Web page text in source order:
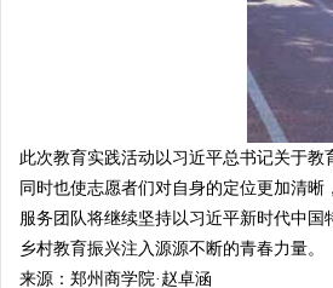
此次教育实践活动以习近平总书记关于
同时也使志愿者们对自身的定位更加清
服务团队将继续坚持以习近平新时代中
乡村教育振兴注入源源不断的青春力量。
来源：郑州商学院·赵卓涵